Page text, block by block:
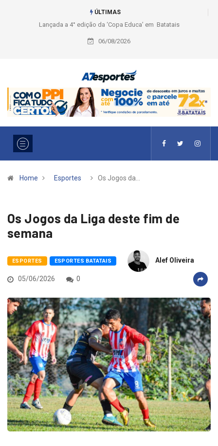
ÚLTIMAS
em Batatais Liga 2026: Equipes rompem com a LABE na Série
06/08/2026
Home Esportes Os Jogos da…
Os Jogos da Liga deste fim de
semana
ESPORTES ESPORTES BATATAIS Alef Oliveira
05/06/2026 0